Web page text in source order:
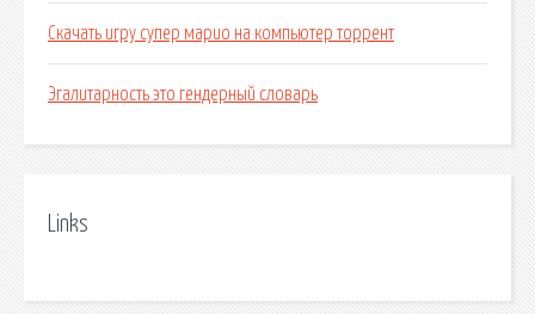
Скачать игру супер марио на компьютер торрент
Эгалитарность это гендерный словарь
Links